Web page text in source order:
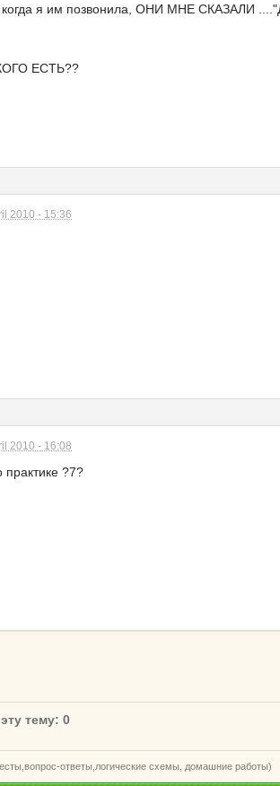
когда я им позвонила, ОНИ МНЕ
ЕСТЬ??
2010 - 15:36
2010 - 16:08
практике ?7?
тему: 0
ответы,логические схемы, домашние работы)